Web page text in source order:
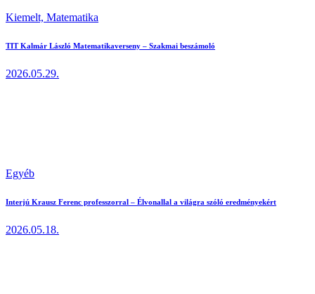
Kiemelt, Matematika
TIT Kalmár László Matematikaverseny – Szakmai beszámoló
2026.05.29.
Egyéb
Interjú Krausz Ferenc professzorral – Élvonallal a világra szóló eredményekért
2026.05.18.